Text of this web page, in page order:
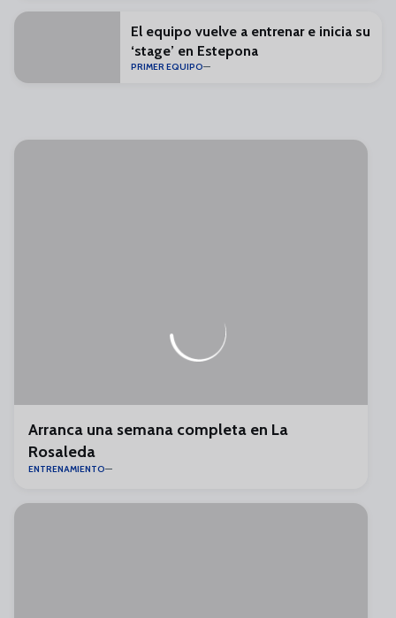
El equipo vuelve a entrenar e inicia su
‘stage’ en Estepona
PRIMER EQUIPO
Arranca una semana completa en La
Rosaleda
ENTRENAMIENTO